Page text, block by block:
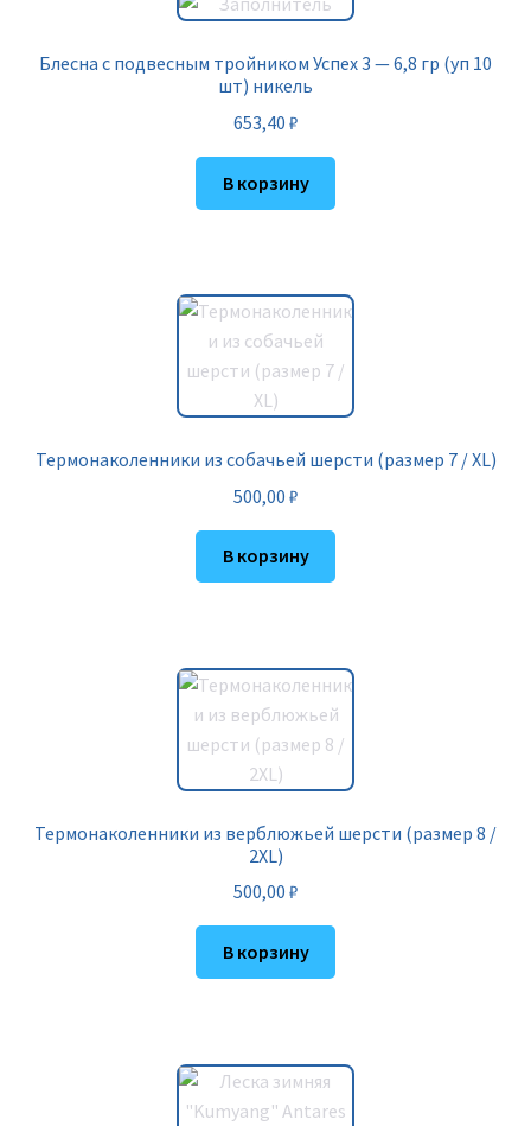
Блесна с подвесным тройником Успех 3 — 6,8 гр (уп 10
шт) никель
653,40 ₽
В корзину
Термонаколенники из собачьей шерсти (размер 7 / XL)
500,00 ₽
В корзину
Термонаколенники из верблюжьей шерсти (размер 8 /
2XL)
500,00 ₽
В корзину